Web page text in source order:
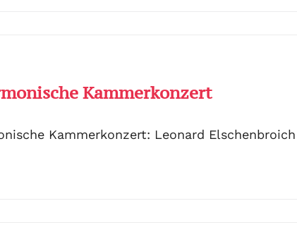
Kammerkonzert
Kammerkonzert: Leonard